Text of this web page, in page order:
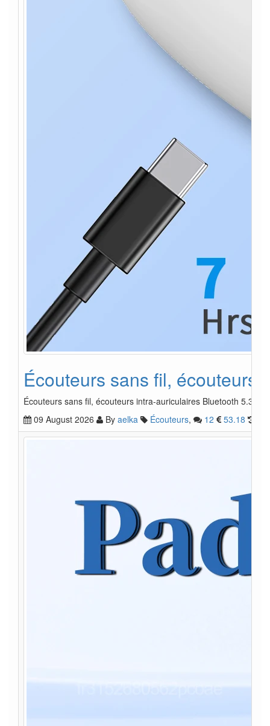
Écouteurs sans fil, écouteurs
Écouteurs sans fil, écouteurs intra-auriculaires Bluetooth 5.3
09 August 2026
By aelka Écouteurs, 12 53.18